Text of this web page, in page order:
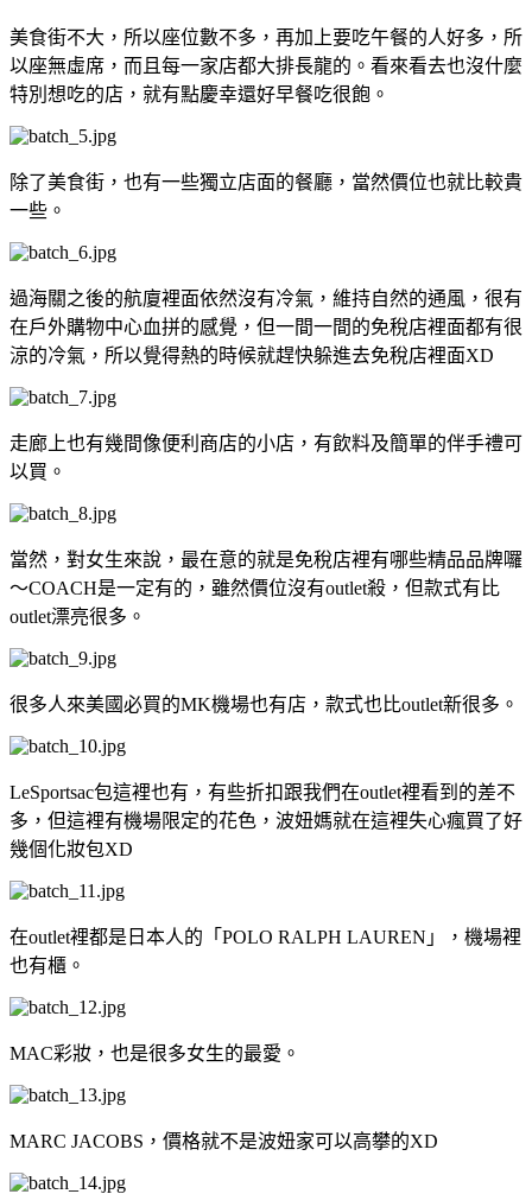
美食街不大，所以座位數不多，再加上要吃午餐的人好多，所
以座無虛席，而且每一家店都大排長龍的。看來看去也沒什麼
特別想吃的店，就有點慶幸還好早餐吃很飽。
除了美食街，也有一些獨立店面的餐廳，當然價位也就比較貴
一些。
過海關之後的航廈裡面依然沒有冷氣，維持自然的通風，很有
在戶外購物中心血拼的感覺，但一間一間的免稅店裡面都有很
涼的冷氣，所以覺得熱的時候就趕快躲進去免稅店裡面XD
走廊上也有幾間像便利商店的小店，有飲料及簡單的伴手禮可
以買。
當然，對女生來說，最在意的就是免稅店裡有哪些精品品牌囉
～COACH是一定有的，雖然價位沒有outlet殺，但款式有比
outlet漂亮很多。
很多人來美國必買的MK機場也有店，款式也比outlet新很多。
LeSportsac包這裡也有，有些折扣跟我們在outlet裡看到的差不
多，但這裡有機場限定的花色，波妞媽就在這裡失心瘋買了好
幾個化妝包XD
在outlet裡都是日本人的「POLO RALPH LAUREN」，機場裡
也有櫃。
MAC彩妝，也是很多女生的最愛。
MARC JACOBS，價格就不是波妞家可以高攀的XD